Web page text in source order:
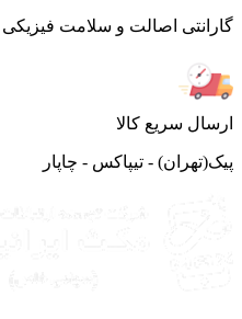
اصالت و سلامت فیزیکی کالا
سریع کالا
- تیپاکس - چاپار